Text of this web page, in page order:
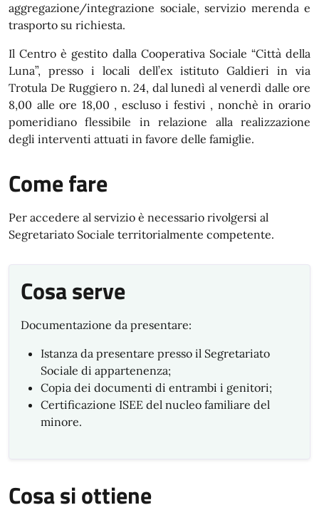
aggregazione/integrazione sociale, servizio merenda e
trasporto su richiesta.
Il Centro è gestito dalla Cooperativa Sociale “Città della
Luna”, presso i locali dell’ex istituto Galdieri in via
Trotula De Ruggiero n. 24, dal lunedì al venerdì dalle ore
8,00 alle ore 18,00 , escluso i festivi , nonchè in orario
pomeridiano flessibile in relazione alla realizzazione
degli interventi attuati in favore delle famiglie.
Come fare
Per accedere al servizio è necessario rivolgersi al
Segretariato Sociale territorialmente competente.
Cosa serve
Documentazione da presentare:
Istanza da presentare presso il Segretariato
Sociale di appartenenza;
Copia dei documenti di entrambi i genitori;
Certificazione ISEE del nucleo familiare del
minore.
Cosa si ottiene